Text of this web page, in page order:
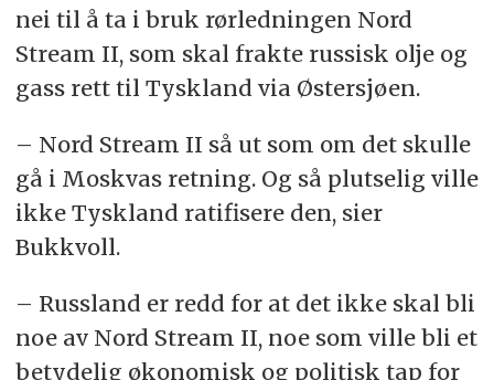
nei til å ta i bruk rørledningen Nord
Stream II, som skal frakte russisk olje og
gass rett til Tyskland via Østersjøen.
– Nord Stream II så ut som om det skulle
gå i Moskvas retning. Og så plutselig ville
ikke Tyskland ratifisere den, sier
Bukkvoll.
– Russland er redd for at det ikke skal bli
noe av Nord Stream II, noe som ville bli et
betydelig økonomisk og politisk tap for